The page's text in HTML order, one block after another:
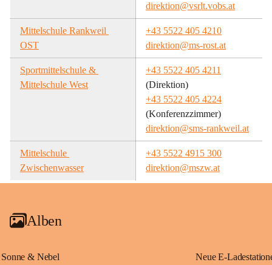
direktion@vsrlt.vobs.at
Mittelschule Rankweil
OST
+43 5522 405 4210
direktion@ms-rost.at
Sportmittelschule &
Mittelschule West
+43 5522 405 4211
(Direktion)
+43 5522 405 4224
(Konferenzzimmer)
direktion@sms-rankweil.at
Mittelschule
Zwischenwasser
+43 5522 4915 300
direktion@mszw.at
Alben
Sonne & Nebel